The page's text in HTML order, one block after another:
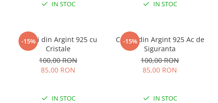
IN STOC IN STOC
-15%
Cercei din Argint 925 cu
Cristale
100,00 RON
85,00 RON
IN STOC
-15%
Cercei din Argint 925 Ac de
Siguranta
100,00 RON
85,00 RON
IN STOC